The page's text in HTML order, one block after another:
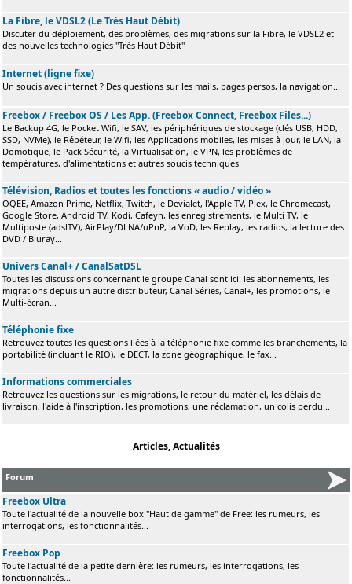
La Fibre, le VDSL2 (Le Très Haut Débit)
Discuter du déploiement, des problèmes, des migrations sur la Fibre, le VDSL2 et
des nouvelles technologies "Très Haut Débit"
Internet (ligne fixe)
Un soucis avec internet ? Des questions sur les mails, pages persos, la navigation...
Freebox / Freebox OS / Les App. (Freebox Connect, Freebox Files...)
Le Backup 4G, le Pocket Wifi, le SAV, les périphériques de stockage (clés USB, HDD,
SSD, NVMe), le Répéteur, le Wifi, les Applications mobiles, les mises à jour, le LAN, la
Domotique, le Pack Sécurité, la Virtualisation, le VPN, les problèmes de
températures, d'alimentations et autres soucis techniques
Télévision, Radios et toutes les fonctions « audio / vidéo »
OQEE, Amazon Prime, Netflix, Twitch, le Devialet, l'Apple TV, Plex, le Chromecast,
Google Store, Android TV, Kodi, Cafeyn, les enregistrements, le Multi TV, le
Multiposte (adslTV), AirPlay/DLNA/uPnP, la VoD, les Replay, les radios, la lecture des
DVD / Bluray...
Univers Canal+ / CanalSatDSL
Toutes les discussions concernant le groupe Canal sont ici: les abonnements, les
migrations depuis un autre distributeur, Canal Séries, Canal+, les promotions, le
Multi-écran...
Téléphonie fixe
Retrouvez toutes les questions liées à la téléphonie fixe comme les branchements, la
portabilité (incluant le RIO), le DECT, la zone géographique, le fax...
Informations commerciales
Retrouvez les questions sur les migrations, le retour du matériel, les délais de
livraison, l'aide à l'inscription, les promotions, une réclamation, un colis perdu...
Articles, Actualités
Forum
Freebox Ultra
Toute l'actualité de la nouvelle box "Haut de gamme" de Free: les rumeurs, les
interrogations, les fonctionnalités...
Freebox Pop
Toute l'actualité de la petite dernière: les rumeurs, les interrogations, les
fonctionnalités...